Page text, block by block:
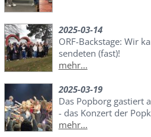
2025-03-14
ORF-Backstage: Wir
sendeten (fast)!
mehr...
2025-03-19
Das Popborg gastiert
- das Konzert der
mehr...